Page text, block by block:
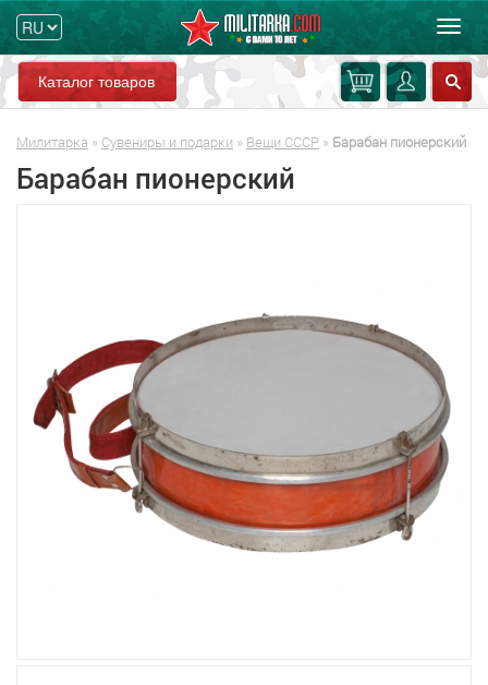
Каталог товаров
Милитарка » Сувениры и подарки » Вещи СССР » Барабан пионерский
Барабан пионерский